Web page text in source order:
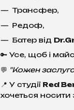
Трансфер,
Редоф,
Батер від
🔑 Усе, щоб і
💬 "Кожен
📍 У студії Red
хочеться